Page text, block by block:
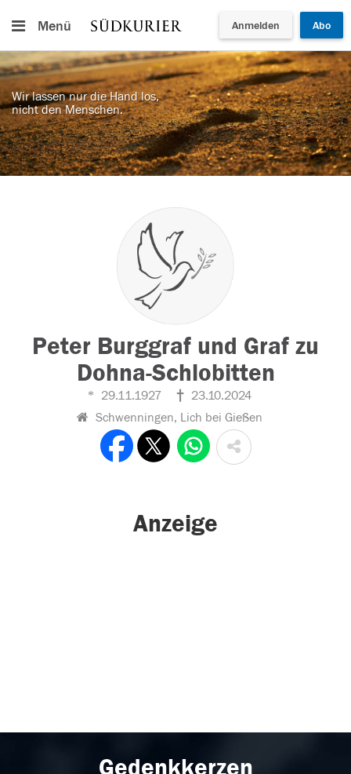
Menü Anmelden Abo
Wir lassen nur die Hand los,
nicht den Menschen.
Peter Burggraf und Graf zu
Dohna-Schlobitten
29.11.1927
23.10.2024
Schwenningen, Lich bei Gießen
Anzeige
Gedenkkerzen